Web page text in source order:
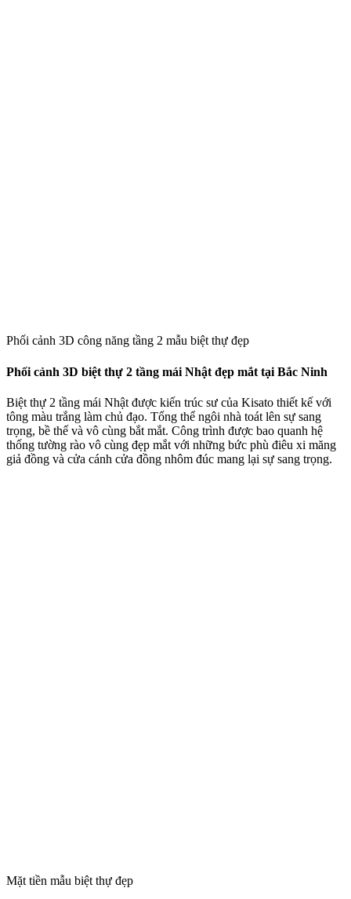
Phối cảnh 3D công năng tầng 2 mẫu biệt thự đẹp
Phối cảnh 3D biệt thự 2 tầng mái Nhật đẹp mắt tại Bắc Ninh
Biệt thự 2 tầng mái Nhật được kiến trúc sư của Kisato thiết kế với
tông màu trắng làm chủ đạo. Tổng thể ngôi nhà toát lên sự sang
trọng, bề thế và vô cùng bắt mắt. Công trình được bao quanh hệ
thống tường rào vô cùng đẹp mắt với những bức phù điêu xi măng
giả đồng và cửa cánh cửa đồng nhôm đúc mang lại sự sang trọng.
Mặt tiền mẫu biệt thự đẹp